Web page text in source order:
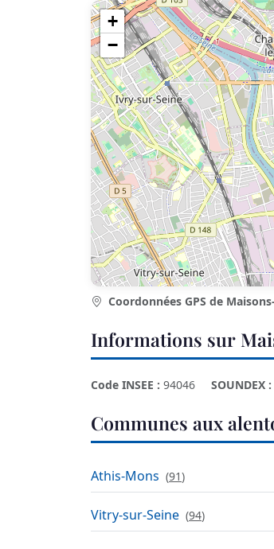
+
−
Coordonnées GPS de
Informations sur
Code INSEE : 94046 SOUNDEX :
Communes aux
Athis-Mons (91)
Vitry-sur-Seine (94)